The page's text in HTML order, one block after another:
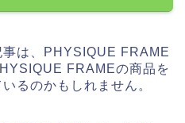
事は、PHYSIQUE FRAME
FRAMEの商品を
るのかもしれません。